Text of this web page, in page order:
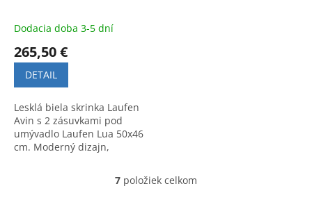
Dodacia doba 3-5 dní
265,50 €
DETAIL
Lesklá biela skrinka Laufen
Avin s 2 zásuvkami pod
umývadlo Laufen Lua 50x46
cm. Moderný dizajn,
O
7 položiek celkom